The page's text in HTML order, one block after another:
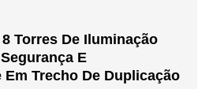
Torres De Iluminação
E
Trecho De Duplicação